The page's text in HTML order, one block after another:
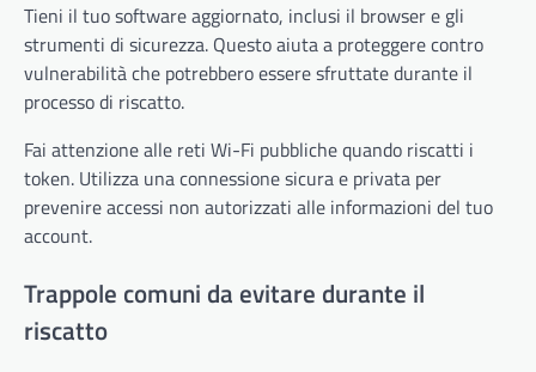
Tieni il tuo software aggiornato, inclusi il browser e gli
strumenti di sicurezza. Questo aiuta a proteggere contro
vulnerabilità che potrebbero essere sfruttate durante il
processo di riscatto.
Fai attenzione alle reti Wi-Fi pubbliche quando riscatti i
token. Utilizza una connessione sicura e privata per
prevenire accessi non autorizzati alle informazioni del tuo
account.
Trappole comuni da evitare durante il
riscatto